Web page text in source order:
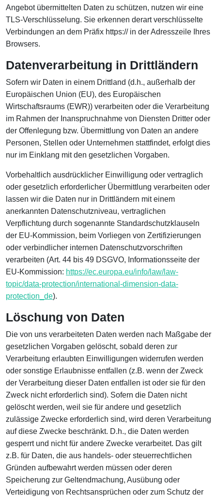
Angebot übermittelten Daten zu schützen, nutzen wir eine
TLS-Verschlüsselung. Sie erkennen derart verschlüsselte
Verbindungen an dem Präfix https:// in der Adresszeile Ihres
Browsers.
Datenverarbeitung in Drittländern
Sofern wir Daten in einem Drittland (d.h., außerhalb der
Europäischen Union (EU), des Europäischen
Wirtschaftsraums (EWR)) verarbeiten oder die Verarbeitung
im Rahmen der Inanspruchnahme von Diensten Dritter oder
der Offenlegung bzw. Übermittlung von Daten an andere
Personen, Stellen oder Unternehmen stattfindet, erfolgt dies
nur im Einklang mit den gesetzlichen Vorgaben.
Vorbehaltlich ausdrücklicher Einwilligung oder vertraglich
oder gesetzlich erforderlicher Übermittlung verarbeiten oder
lassen wir die Daten nur in Drittländern mit einem
anerkannten Datenschutzniveau, vertraglichen
Verpflichtung durch sogenannte Standardschutzklauseln
der EU-Kommission, beim Vorliegen von Zertifizierungen
oder verbindlicher internen Datenschutzvorschriften
verarbeiten (Art. 44 bis 49 DSGVO, Informationsseite der
EU-Kommission: https://ec.europa.eu/info/law/law-
topic/data-protection/international-dimension-data-
protection_de).
Löschung von Daten
Die von uns verarbeiteten Daten werden nach Maßgabe der
gesetzlichen Vorgaben gelöscht, sobald deren zur
Verarbeitung erlaubten Einwilligungen widerrufen werden
oder sonstige Erlaubnisse entfallen (z.B. wenn der Zweck
der Verarbeitung dieser Daten entfallen ist oder sie für den
Zweck nicht erforderlich sind). Sofern die Daten nicht
gelöscht werden, weil sie für andere und gesetzlich
zulässige Zwecke erforderlich sind, wird deren Verarbeitung
auf diese Zwecke beschränkt. D.h., die Daten werden
gesperrt und nicht für andere Zwecke verarbeitet. Das gilt
z.B. für Daten, die aus handels- oder steuerrechtlichen
Gründen aufbewahrt werden müssen oder deren
Speicherung zur Geltendmachung, Ausübung oder
Verteidigung von Rechtsansprüchen oder zum Schutz der